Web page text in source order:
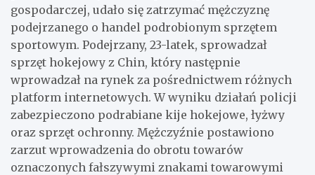
gospodarczej, udało się zatrzymać mężczyznę
podejrzanego o handel podrobionym sprzętem
sportowym. Podejrzany, 23-latek, sprowadzał
sprzęt hokejowy z Chin, który następnie
wprowadzał na rynek za pośrednictwem różnych
platform internetowych. W wyniku działań policji
zabezpieczono podrabiane kije hokejowe, łyżwy
oraz sprzęt ochronny. Mężczyźnie postawiono
zarzut wprowadzenia do obrotu towarów
oznaczonych fałszywymi znakami towarowymi